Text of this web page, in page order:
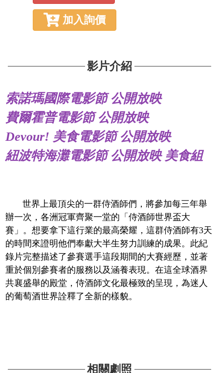
加入詢價
影片介紹
索諾瑪國際電影節 公開放映
費爾霍普電影節 公開放映
Devour! 美食電影節 公開放映
紐波特海灘電影節 公開放映 美食組
世界上最頂尖的一群侍酒師們，將參加每三年舉
辦一次，各洲冠軍齊聚一堂的「侍酒師世界盃大
賽」。想要拿下這行業的最高榮耀，這群侍酒師有3天
的時間來證明他們奉獻大半生努力訓練的成果。此紀
錄片完整描述了參賽選手這段期間的大賽經歷，並著
重於個別參賽者的服務以及涵養表現。在這全球酒界
共襄盛舉的殿堂，侍酒師文化最極致的呈現，為迷人
的葡萄酒世界詮釋了全新的樣貌。
相關劇照